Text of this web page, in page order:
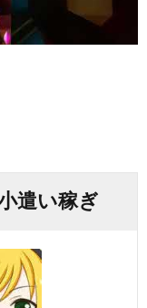
遣い稼ぎ